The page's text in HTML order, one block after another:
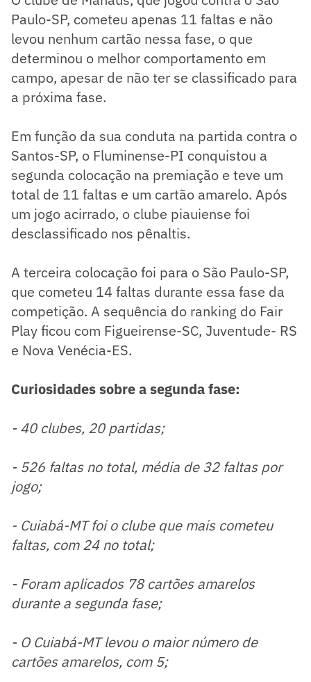
Paulo-SP, cometeu apenas 11 faltas e não
levou nenhum cartão nessa fase, o que
determinou o melhor comportamento em
campo, apesar de não ter se classificado para
a próxima fase.
Em função da sua conduta na partida contra o
Santos-SP, o Fluminense-PI conquistou a
segunda colocação na premiação e teve um
total de 11 faltas e um cartão amarelo. Após
um jogo acirrado, o clube piauiense foi
desclassificado nos pênaltis.
A terceira colocação foi para o São Paulo-SP,
que cometeu 14 faltas durante essa fase da
competição. A sequência do ranking do Fair
Play ficou com Figueirense-SC, Juventude- RS
e Nova Venécia-ES.
Curiosidades sobre a segunda fase:
- 40 clubes, 20 partidas;
- 526 faltas no total, média de 32 faltas por
jogo;
- Cuiabá-MT foi o clube que mais cometeu
faltas, com 24 no total;
- Foram aplicados 78 cartões amarelos
durante a segunda fase;
- O Cuiabá-MT levou o maior número de
cartões amarelos, com 5;